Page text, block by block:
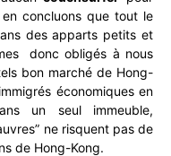
concluons que tout le
des apparts petits et
donc obligés à nous
bon marché de Hong-
économiques en
un seul immeuble,
ne risquent pas de
de Hong-Kong.